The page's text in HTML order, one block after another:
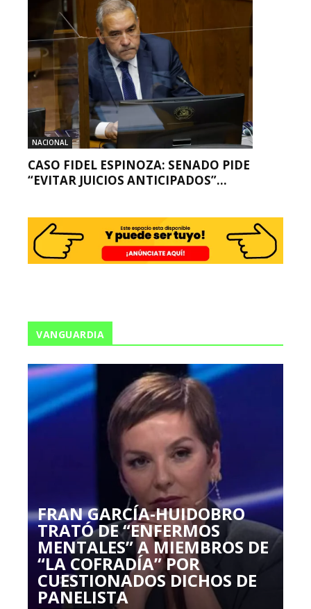
NACIONAL
CASO FIDEL ESPINOZA: SENADO PIDE
“EVITAR JUICIOS ANTICIPADOS”...
VANGUARDIA
FRAN GARCÍA-HUIDOBRO
TRATÓ DE “ENFERMOS
MENTALES” A MIEMBROS DE
“LA COFRADÍA” POR
CUESTIONADOS DICHOS DE
PANELISTA